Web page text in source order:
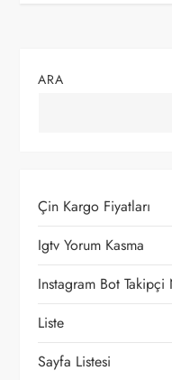
z
i
n
m
e
ARA
Çin Kargo Fiyatları
Igtv Yorum Kasma
Instagram Bot Takipçi
Liste
Sayfa Listesi